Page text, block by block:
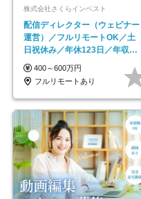
株式会社さくらインベスト
配信ディレクター（ウェビナー
運営）／フルリモートOK／土
日祝休み／年休123日／年収
600万円可
400～600万円
フルリモートあり